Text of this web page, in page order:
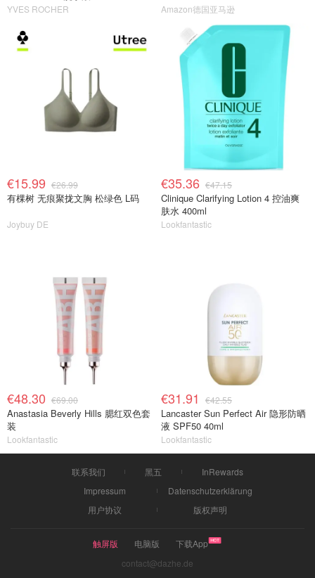
YVES ROCHER Amazon德国亚马逊
€15.99 €26.99
有棵树 无痕聚拢文胸 松绿色 L码
Joybuy DE
€35.36 €47.15
Clinique Clarifying Lotion 4 控油爽
肤水 400ml
Lookfantastic
€48.30 €69.00
Anastasia Beverly Hills 腮红双色套
装
Lookfantastic
€31.91 €42.55
Lancaster Sun Perfect Air 隐形防晒
液 SPF50 40ml
Lookfantastic
联系我们 黑五
InRewards
Impressum
Datenschutzerklärung
用户协议
版权声明
触屏版 电脑版
下载App
contact@dazhe.de